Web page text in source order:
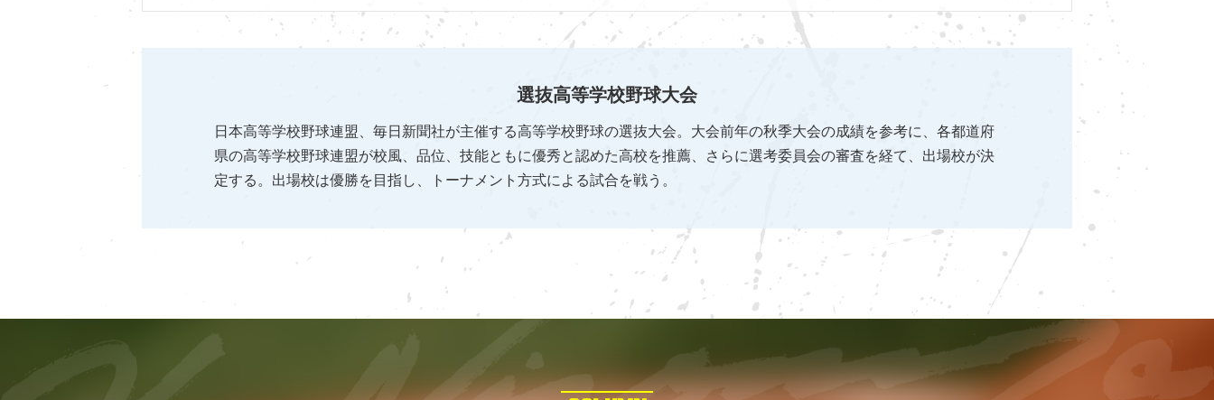
選抜高等学校野球大会
日本高等学校野球連盟、毎日新聞社が主催する高等学校野球の選抜大会。大会前年の秋季大会の成績を参考に、各都道府
県の高等学校野球連盟が校風、品位、技能ともに優秀と認めた高校を推薦、さらに選考委員会の審査を経て、出場校が決
定する。出場校は優勝を目指し、トーナメント方式による試合を戦う。